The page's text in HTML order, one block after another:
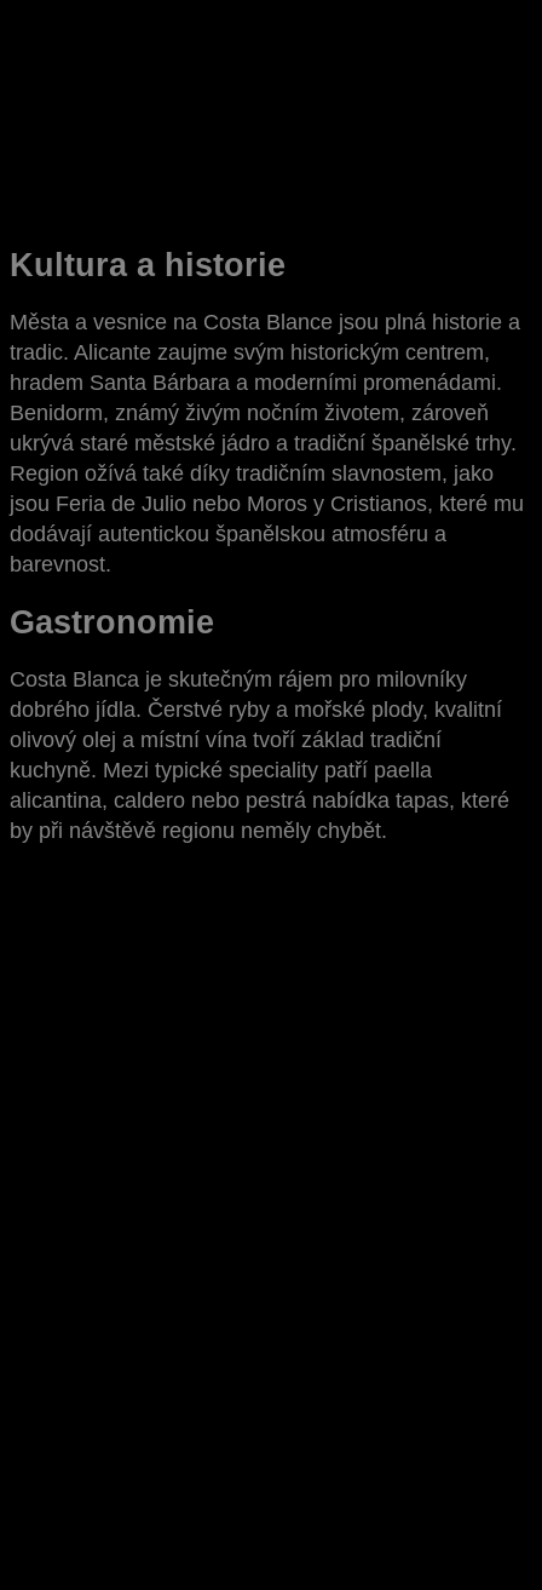
Kultura a historie
Města a vesnice na Costa Blance jsou plná historie a
tradic. Alicante zaujme svým historickým centrem,
hradem Santa Bárbara a moderními promenádami.
Benidorm, známý živým nočním životem, zároveň
ukrývá staré městské jádro a tradiční španělské trhy.
Region ožívá také díky tradičním slavnostem, jako
jsou Feria de Julio nebo Moros y Cristianos, které mu
dodávají autentickou španělskou atmosféru a
barevnost.
Gastronomie
Costa Blanca je skutečným rájem pro milovníky
dobrého jídla. Čerstvé ryby a mořské plody, kvalitní
olivový olej a místní vína tvoří základ tradiční
kuchyně. Mezi typické speciality patří paella
alicantina, caldero nebo pestrá nabídka tapas, které
by při návštěvě regionu neměly chybět.